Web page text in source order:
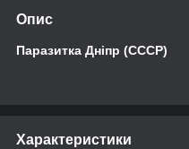
Опис
Паразитка Дніпр (СССР)
Характеристики